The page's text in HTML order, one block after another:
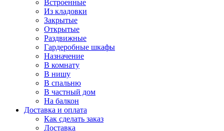
Встроенные
Из кладовки
Закрытые
Открытые
Раздвижные
Гардеробные шкафы
Назначение
В комнату
В нишу
В спальню
В частный дом
На балкон
Доставка и оплата
Как сделать заказ
Доставка